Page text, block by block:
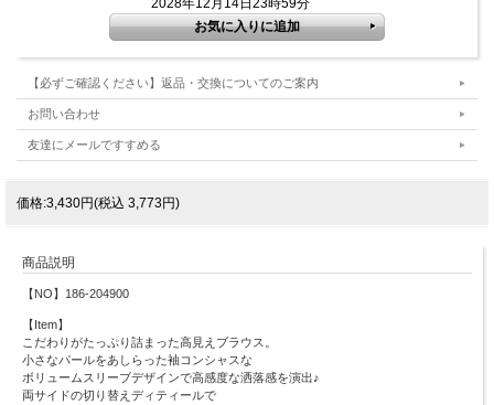
2028年12月14日23時59分
【必ずご確認ください】返品・交換についてのご案内
お問い合わせ
友達にメールですすめる
価格:3,430円(税込 3,773円)
商品説明
【NO】186-204900
【Item】
こだわりがたっぷり詰まった高見えブラウス。
小さなパールをあしらった袖コンシャスな
ボリュームスリーブデザインで高感度な洒落感を演出♪
両サイドの切り替えディティールで